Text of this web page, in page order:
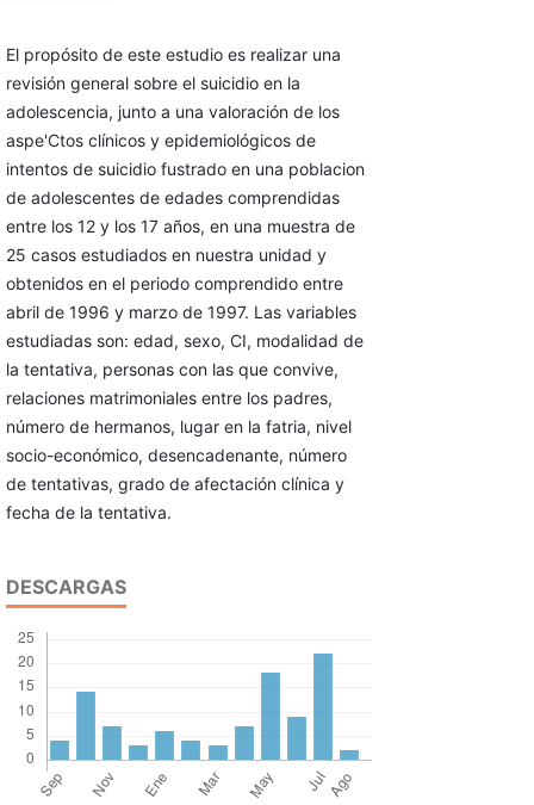
El propósito de este estudio es realizar una
revisión general sobre el suicidio en la
adolescencia, junto a una valoración de los
aspe'Ctos clínicos y epidemiológicos de
intentos de suicidio fustrado en una poblacion
de adolescentes de edades comprendidas
entre los 12 y los 17 años, en una muestra de
25 casos estudiados en nuestra unidad y
obtenidos en el periodo comprendido entre
abril de 1996 y marzo de 1997. Las variables
estudiadas son: edad, sexo, CI, modali­dad de
la tentativa, personas con las que convive,
rela­ciones matrimoniales entre los padres,
número de her­manos, lugar en la fatria, nivel
socio-económico, desen­cadenante, número
de tentativas, grado de afectación clínica y
fecha de la tentativa.
DESCARGAS